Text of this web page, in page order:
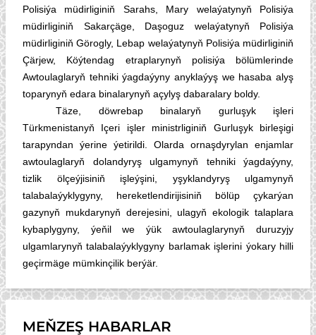
Polisiýa müdirliginiň Sarahs, Mary welaýatynyň Polisiýa
müdirliginiň Sakarçäge, Daşoguz welaýatynyň Polisiýa
müdirliginiň Görogly, Lebap welaýatynyň Polisiýa müdirliginiň
Çärjew, Köýtendag etraplarynyň polisiýa bölümlerinde
Awtoulaglaryň tehniki ýagdaýyny anyklaýyş we hasaba alyş
toparynyň edara binalarynyň açylyş dabaralary boldy.
Täze, döwrebap binalaryň gurluşyk işleri
Türkmenistanyň Içeri işler ministrliginiň Gurluşyk birleşigi
tarapyndan ýerine ýetirildi. Olarda ornaşdyrylan enjamlar
awtoulaglaryň dolandyryş ulgamynyň tehniki ýagdaýyny,
tizlik ölçeýjisiniň işleýşini, yşyklandyryş ulgamynyň
talabalaýyklygyny, hereketlendirijisiniň bölüp çykarýan
gazynyň mukdarynyň derejesini, ulagyň ekologik talaplara
kybaplygyny, ýeňil we ýük awtoulaglarynyň duruzyjy
ulgamlarynyň talabalaýyklygyny barlamak işlerini ýokary hilli
geçirmäge mümkinçilik berýär.
MEŇZEŞ HABARLAR